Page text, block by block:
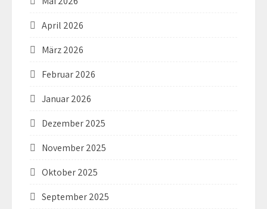
April 2026
März 2026
Februar 2026
Januar 2026
Dezember 2025
November 2025
Oktober 2025
September 2025